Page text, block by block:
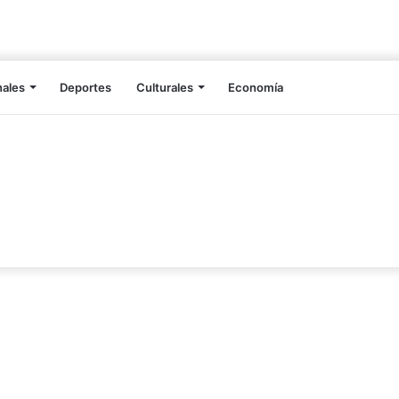
Deportes Culturales Economía